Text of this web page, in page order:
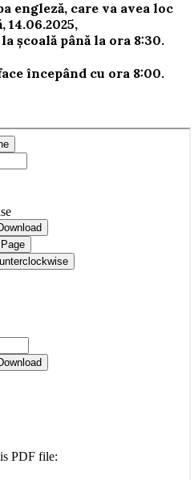
engleză, care va avea loc
14.06.2025,
școală până la ora 8:30.
începând cu ora 8:00.